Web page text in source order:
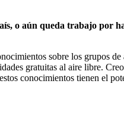
o aún queda trabajo por
sobre los grupos
gratuitas al aire libre.
conocimientos tienen el